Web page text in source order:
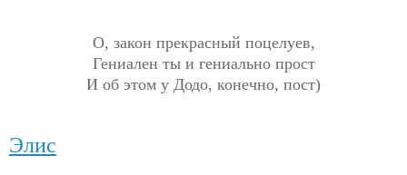
О, закон прекрасный поцелуев,
Гениален ты и гениально прост
И об этом у Додо, конечно, пост)
Элис